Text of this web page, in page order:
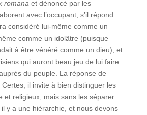
romana et dénoncé par les
avec l’occupant; s’il répond
considéré lui-même comme un
comme un idolâtre (puisque
à être vénéré comme un dieu), et
qui auront beau jeu de lui faire
du peuple. La réponse de
il invite à bien distinguer les
et religieux, mais sans les séparer
y a une hiérarchie, et nous devons